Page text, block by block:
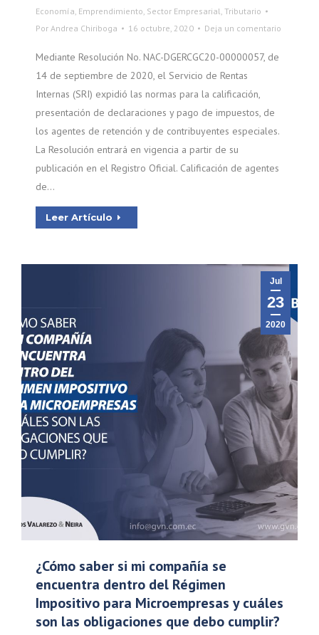
Economía, Emprendimiento, Sector Empresarial, Tributario
Por Andrea Chiriboga 16 octubre, 2020 Deja un comentario
Mediante Resolución No. NAC-DGERCGC20-00000057, de
14 de septiembre de 2020, el Servicio de Rentas
Internas (SRI) expidió las normas para la calificación,
presentación de declaraciones y pago de impuestos, de
los agentes de retención y de contribuyentes especiales.
La Resolución entrará en vigencia a partir de su
publicación en el Registro Oficial. Calificación de agentes
de…
Leer Artículo
Jul
23
2020
¿Cómo saber si mi compañía se
encuentra dentro del Régimen
Impositivo para Microempresas y cuáles
son las obligaciones que debo cumplir?